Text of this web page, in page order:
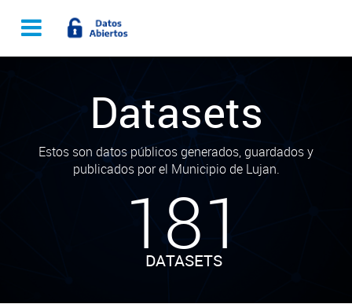
Datasets
Estos son datos públicos generados, guardados y
publicados por el Municipio de Lujan.
181
DATASETS